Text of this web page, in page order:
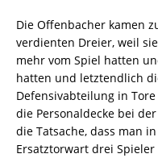
Die Offenbacher kamen
verdienten Dreier, weil
mehr vom Spiel hatten
hatten und letztendlich
Defensivabteilung in
die Personaldecke bei
die Tatsache, dass man
Ersatztorwart drei